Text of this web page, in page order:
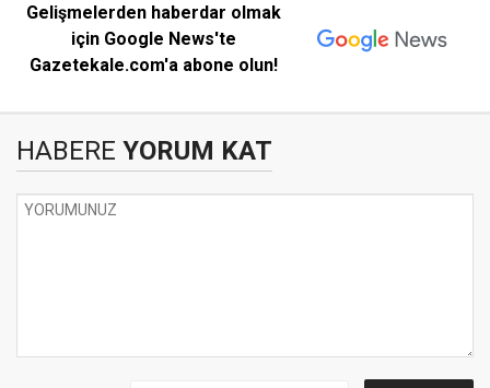
Gelişmelerden haberdar olmak
için Google News'te
Gazetekale.com'a abone olun!
HABERE YORUM KAT